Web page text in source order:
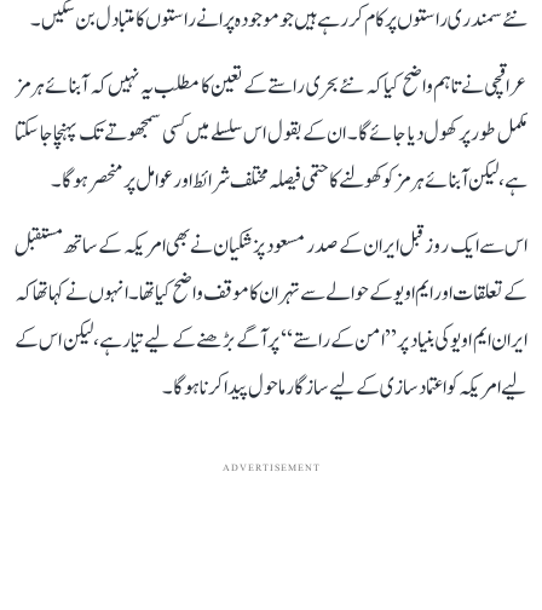
نئے سمندری راستوں پر کام کر رہے ہیں جو موجودہ پرانے راستوں کا متبادل بن سکیں۔
عراقچی نے تاہم واضح کیا کہ نئے بحری راستے کے تعین کا مطلب یہ نہیں کہ آبنائے ہرمز
مکمل طور پر کھول دیا جائے گا۔ ان کے بقول اس سلسلے میں کسی سمجھوتے تک پہنچا جا سکتا
ہے، لیکن آبنائے ہرمز کو کھولنے کا حتمی فیصلہ مختلف شرائط اور عوامل پر منحصر ہوگا۔
اس سے ایک روز قبل ایران کے صدر مسعود پزشکیان نے بھی امریکہ کے ساتھ مستقبل
کے تعلقات اور ایم او یو کے حوالے سے تہران کا موقف واضح کیا تھا۔ انہوں نے کہا تھا کہ
ایران ایم او یو کی بنیاد پر ’’امن کے راستے‘‘ پر آگے بڑھنے کے لیے تیار ہے، لیکن اس کے
لیے امریکہ کو اعتماد سازی کے لیے سازگار ماحول پیدا کرنا ہوگا۔
ADVERTISEMENT